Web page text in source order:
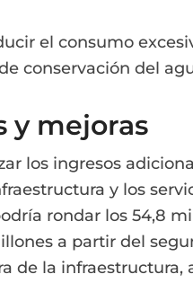
el consumo
conservación del
y mejoras
los ingresos
y los
rondar los 54,8
a partir del
de la infraestructura,